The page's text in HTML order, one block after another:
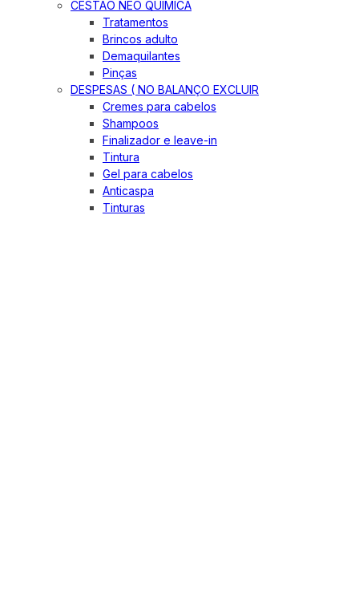
CESTÃO NEO QUIMICA
Tratamentos
Brincos adulto
Demaquilantes
Pinças
DESPESAS ( NO BALANÇO EXCLUIR
Cremes para cabelos
Shampoos
Finalizador e leave-in
Tintura
Gel para cabelos
Anticaspa
Tinturas